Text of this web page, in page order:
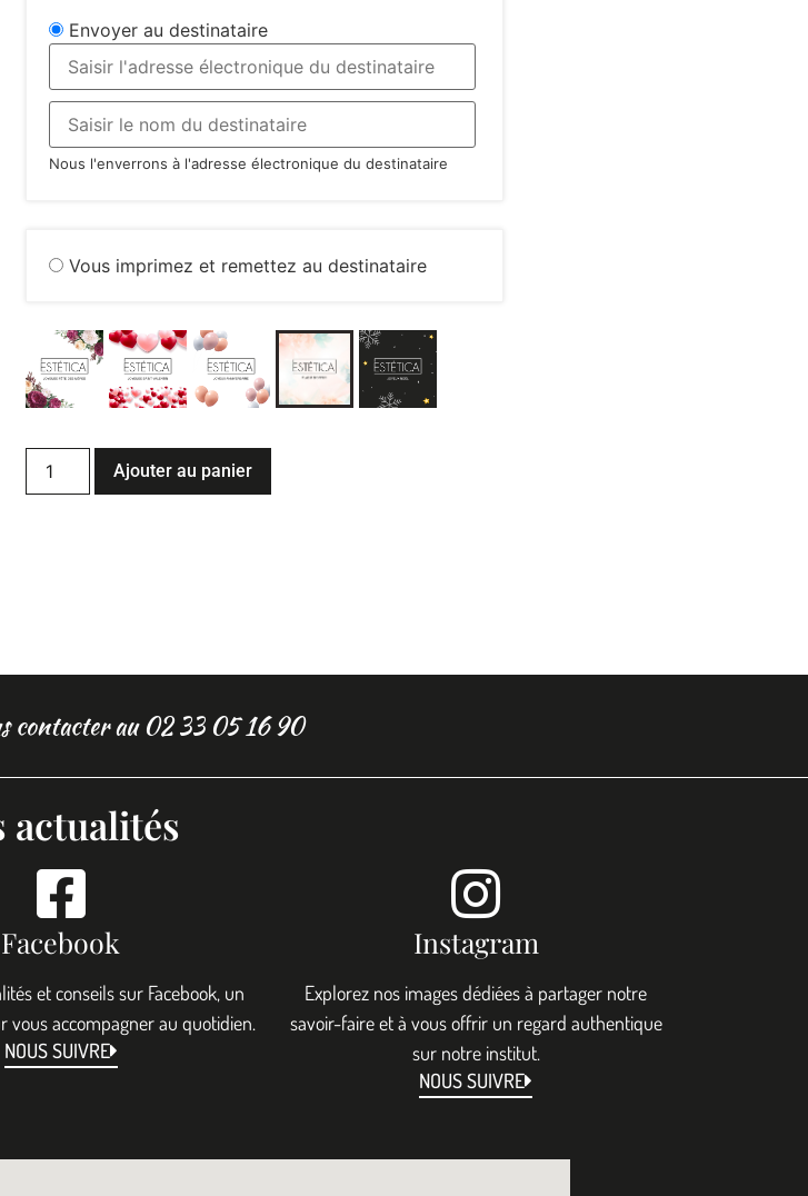
Envoyer au destinataire
Nous l'enverrons à l'adresse électronique du destinataire
Vous imprimez et remettez au destinataire
Ajouter au panier
contacter au 02 33 05 16 90
actualités
Facebook
et conseils sur Facebook, un
vous accompagner au quotidien.
NOUS SUIVRE
Instagram
Explorez nos images dédiées à partager notre
savoir-faire et à vous offrir un regard authentique
sur notre institut.
NOUS SUIVRE